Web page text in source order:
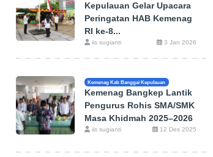
Kepulauan Gelar Upacara
Peringatan HAB Kemenag
RI ke-8...
iis sugianti 3 Jan 2026
Kemenag Kab Banggai Kepulauan
Kemenag Bangkep Lantik
Pengurus Rohis SMA/SMK
Masa Khidmah 2025–2026
iis sugianti 12 Des 2025